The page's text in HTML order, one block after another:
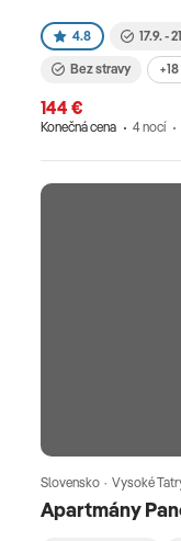
4.8 17.9. -
Bez stravy
144 €
Konečná cena 4 nocí
Apartmány
Slovensko · Vysoké